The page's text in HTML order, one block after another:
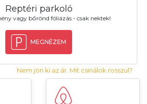
Reptéri parkoló
vagy bőrönd fóliázás - csak nektek!
MEGNÉZEM
Nem jön ki az ár. Mit csinálok rosszul?